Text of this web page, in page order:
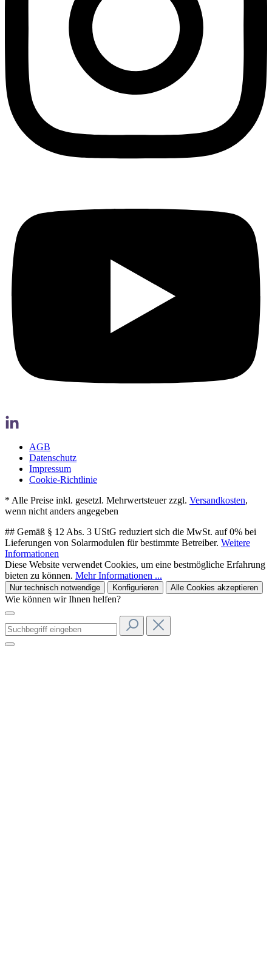
AGB
Datenschutz
Impressum
Cookie-Richtlinie
* Alle Preise inkl. gesetzl. Mehrwertsteuer zzgl. Versandkosten,
wenn nicht anders angegeben
## Gemäß § 12 Abs. 3 UStG reduziert sich die MwSt. auf 0% bei
Lieferungen von Solarmodulen für bestimmte Betreiber. Weitere
Informationen
Diese Website verwendet Cookies, um eine bestmögliche Erfahrung
bieten zu können. Mehr Informationen ...
Nur technisch notwendige Konfigurieren Alle Cookies akzeptieren
Wie können wir Ihnen helfen?